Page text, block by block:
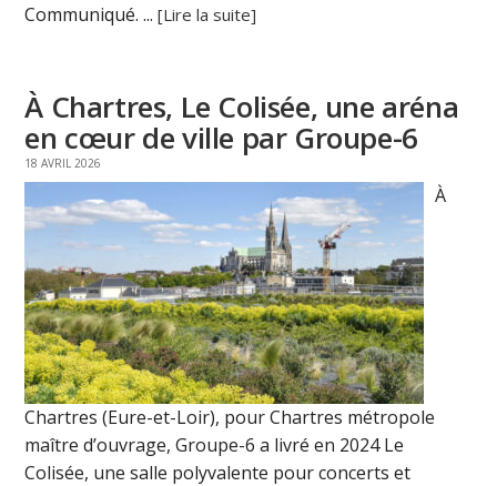
Communiqué. ...[Lire la suite]
À Chartres, Le Colisée, une aréna
en cœur de ville par Groupe-6
18 AVRIL 2026
À
Chartres (Eure-et-Loir), pour Chartres métropole
maître d’ouvrage, Groupe-6 a livré en 2024 Le
Colisée, une salle polyvalente pour concerts et